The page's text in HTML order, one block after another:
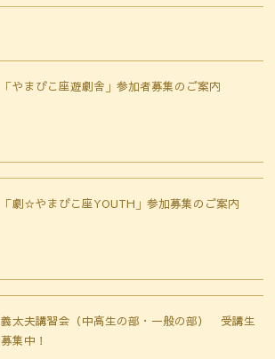
「やまびこ座遊劇舎」参加者募集のご案内
「劇☆やまびこ座YOUTH」参加募集のご案内
義太夫講習会（中高生の部・一般の部） 受講生
募集中！